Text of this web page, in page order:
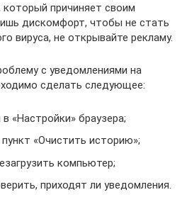
который причиняет своим
дискомфорт, чтобы не стать
вируса, не открывайте рекламу.
с уведомлениями на
сделать следующее:
«Настройки» браузера;
«Очистить историю»;
компьютер;
приходят ли уведомления.